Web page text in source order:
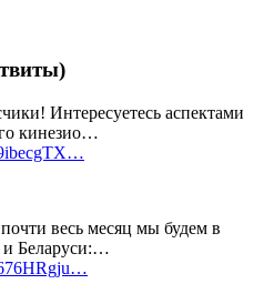
Интересуетесь аспектами
кинезио…
весь месяц мы будем в
и Беларуси:…